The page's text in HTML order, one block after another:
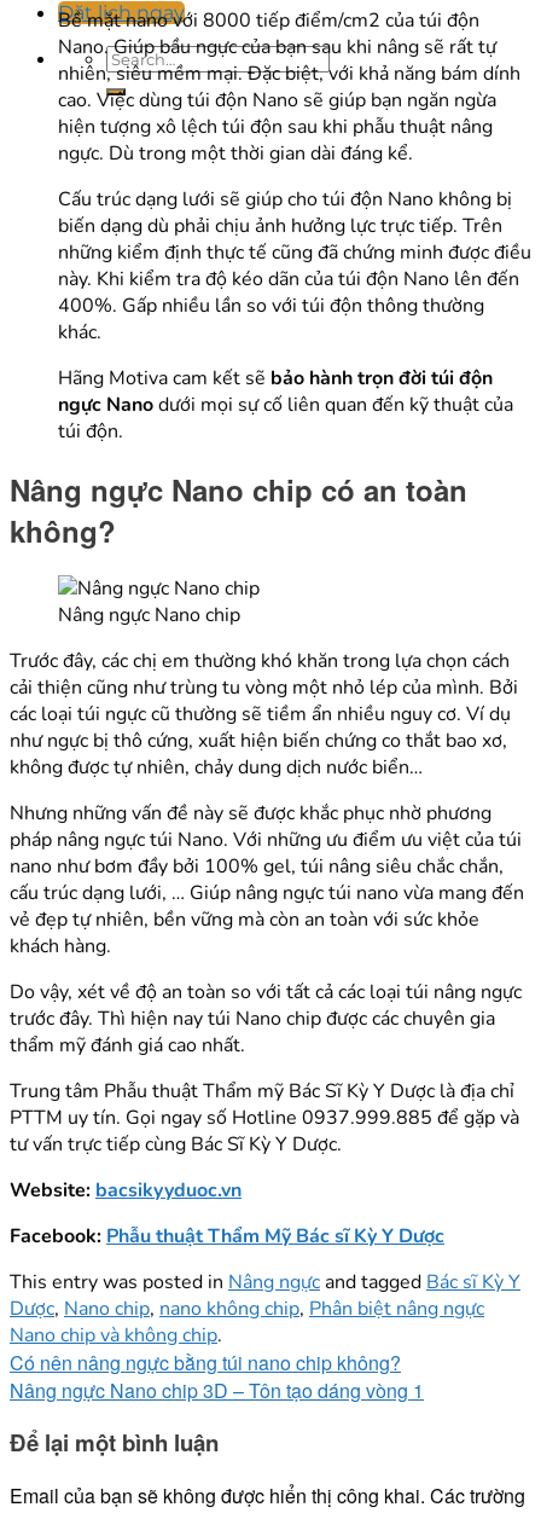
Đặt lịch ngay
Bề mặt nano với 8000 tiếp điểm/cm2 của túi độn
Nano. Giúp bầu ngực của bạn sau khi nâng sẽ rất tự
nhiên, siêu mềm mại. Đặc biệt, với khả năng bám dính
cao. Việc dùng túi độn Nano sẽ giúp bạn ngăn ngừa
hiện tượng xô lệch túi độn sau khi phẫu thuật nâng
ngực. Dù trong một thời gian dài đáng kể.
Cấu trúc dạng lưới sẽ giúp cho túi độn Nano không bị
biến dạng dù phải chịu ảnh hưởng lực trực tiếp. Trên
những kiểm định thực tế cũng đã chứng minh được điều
này. Khi kiểm tra độ kéo dãn của túi độn Nano lên đến
400%. Gấp nhiều lần so với túi độn thông thường
khác.
Hãng Motiva cam kết sẽ bảo hành trọn đời túi độn
ngực Nanodưới mọi sự cố liên quan đến kỹ thuật của
túi độn.
Nâng ngực Nano chip có an toàn
không?
Nâng ngực Nano chip
Trước đây, các chị em thường khó khăn trong lựa chọn cách
cải thiện cũng như trùng tu vòng một nhỏ lép của mình. Bởi
các loại túi ngực cũ thường sẽ tiềm ẩn nhiều nguy cơ. Ví dụ
như ngực bị thô cứng, xuất hiện biến chứng co thắt bao xơ,
không được tự nhiên, chảy dung dịch nước biển…
Nhưng những vấn đề này sẽ được khắc phục nhờ phương
pháp nâng ngực túi Nano. Với những ưu điểm ưu việt của túi
nano như bơm đầy bởi 100% gel, túi nâng siêu chắc chắn,
cấu trúc dạng lưới, … Giúp nâng ngực túi nano vừa mang đến
vẻ đẹp tự nhiên, bền vững mà còn an toàn với sức khỏe
khách hàng.
Do vậy, xét về độ an toàn so với tất cả các loại túi nâng ngực
trước đây. Thì hiện nay túi Nano chip được các chuyên gia
thẩm mỹ đánh giá cao nhất.
Trung tâm Phẫu thuật Thẩm mỹ Bác Sĩ Kỳ Y Dược là địa chỉ
PTTM uy tín. Gọi ngay số Hotline 0937.999.885 để gặp và
tư vấn trực tiếp cùng Bác Sĩ Kỳ Y Dược.
Website: bacsikyyduoc.vn
Facebook: Phẫu thuật Thẩm Mỹ Bác sĩ Kỳ Y Dược
This entry was posted in Nâng ngựcand tagged Bác sĩ Kỳ Y
Dược, Nano chip, nano không chip, Phân biệt nâng ngực
Nano chip và không chip.
Có nên nâng ngực bằng túi nano chip không?
Nâng ngực Nano chip 3D – Tôn tạo dáng vòng 1
Để lại một bình luận
Email của bạn sẽ không được hiển thị công khai. Các trường